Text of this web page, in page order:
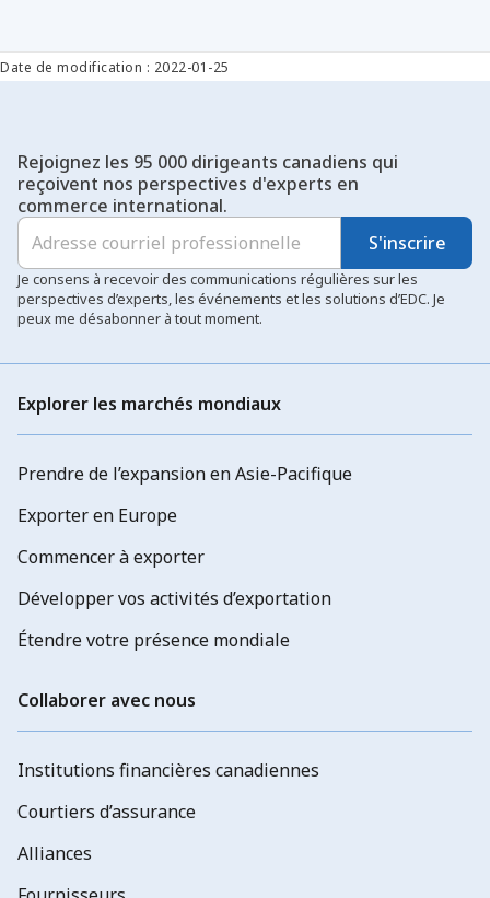
Date de modification : 2022-01-25
Rejoignez les 95 000 dirigeants canadiens qui
reçoivent nos perspectives d'experts en
commerce international.
S'inscrire
Je consens à recevoir des communications régulières sur les
perspectives d’experts, les événements et les solutions d’EDC. Je
peux me désabonner à tout moment.
Explorer les marchés mondiaux
Prendre de l’expansion en Asie-Pacifique
Exporter en Europe
Commencer à exporter
Développer vos activités d’exportation
Étendre votre présence mondiale
Collaborer avec nous
Institutions financières canadiennes
Courtiers d’assurance
Alliances